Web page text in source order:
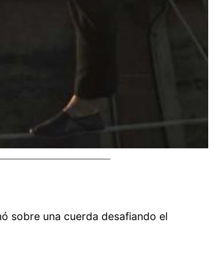
sobre una cuerda desafiando el